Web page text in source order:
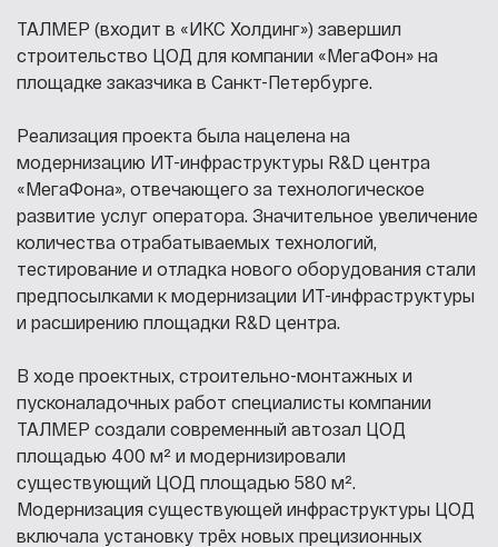
ТАЛМЕР (входит в «ИКС Холдинг») завершил
строительство ЦОД для компании «МегаФон» на
площадке заказчика в Санкт-Петербурге.
Реализация проекта была нацелена на
модернизацию ИТ-инфраструктуры R&D центра
«МегаФона», отвечающего за технологическое
развитие услуг оператора. Значительное увеличение
количества отрабатываемых технологий,
тестирование и отладка нового оборудования стали
предпосылками к модернизации ИТ-инфраструктуры
и расширению площадки R&D центра.
В ходе проектных, строительно-монтажных и
пусконаладочных работ специалисты компании
ТАЛМЕР создали современный автозал ЦОД
площадью 400 м² и модернизировали
существующий ЦОД площадью 580 м².
Модернизация существующей инфраструктуры ЦОД
включала установку трёх новых прецизионных